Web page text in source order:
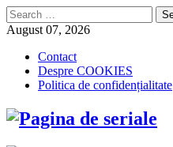
Search
for:
August 07, 2026
Contact
Despre COOKIES
Politica de confidențialitate